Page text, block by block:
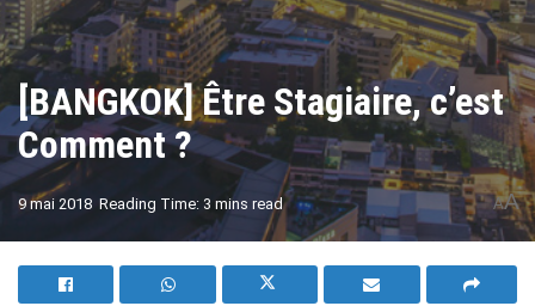
[BANGKOK] Être Stagiaire, c’est
Comment ?
9 mai 2018 Reading Time: 3 mins read AA